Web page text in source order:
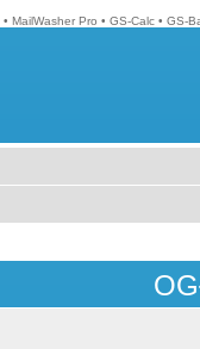
• MailWasher Pro • GS-Calc • GS-